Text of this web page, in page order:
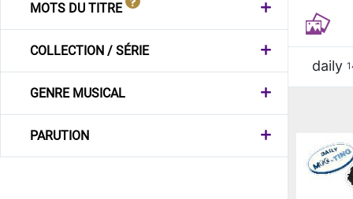
MOTS DU TITRE
COLLECTION / SÉRIE
GENRE MUSICAL
PARUTION
daily